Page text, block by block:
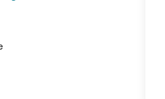
plus